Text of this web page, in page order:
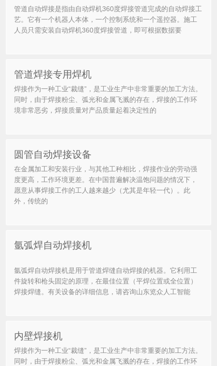
管道自动焊接是指由自动焊机360度焊接管道完成的自动焊接工
艺。它有一个机器人本体，一个控制系统和一个遥控器。施工
人员只需安装自动焊机360度焊接管道，即可根据数据要
管道焊接专用焊机
焊接作为一种工业“裁缝”，是工业生产中非常重要的加工方法。
同时，由于焊接粉尘、弧光和金属飞溅的存在，焊接的工作环
境非常恶劣，焊接质量对产品质量起着决定性的
圆管自动焊接设备
在金属加工和安装行业，与其他工种相比，焊接作业的劳动强
度更高，工作环境更差。在中国普遍解决温饱问题的情况下，
愿意从事焊接工作的工人越来越少（尤其是年轻一代）。此
外，传统的
氩弧焊自动焊接机
氩弧焊自动焊接机是用于管道焊缝自动焊接的机器。它利用工
件旋转和枪头固定的原理，在最佳位置（平焊位置或全位置）
焊接焊缝。有关设备的详细信息，请咨询山东览众人工智能
内壁焊接机
焊接作为一种工业“裁缝”，是工业生产中非常重要的加工方法。
同时，由于焊接粉尘、弧光和金属飞溅的存在，焊接的工作环